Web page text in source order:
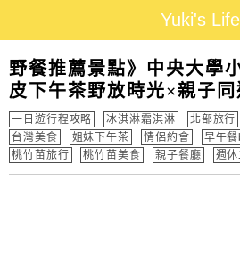
Yuki's Life
野餐推薦景點》中央大學
皮下午茶野放時光×親子
一日遊行程攻略 冰淇淋霜淇淋 北部旅行
台灣美食
姐妹下午茶 情侶約會 早午
桃竹苗旅行
桃竹苗美食 親子餐廳 週